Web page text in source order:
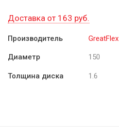
Доставка от 163 руб.
Производитель GreatFlex
Диаметр 150
Толщина диска 1.6